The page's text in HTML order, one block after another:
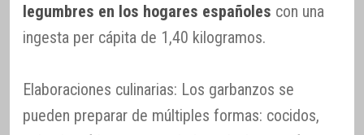
legumbres en los hogares españoles con una
ingesta per cápita de 1,40 kilogramos.
Elaboraciones culinarias: Los garbanzos se
pueden preparar de múltiples formas: cocidos,